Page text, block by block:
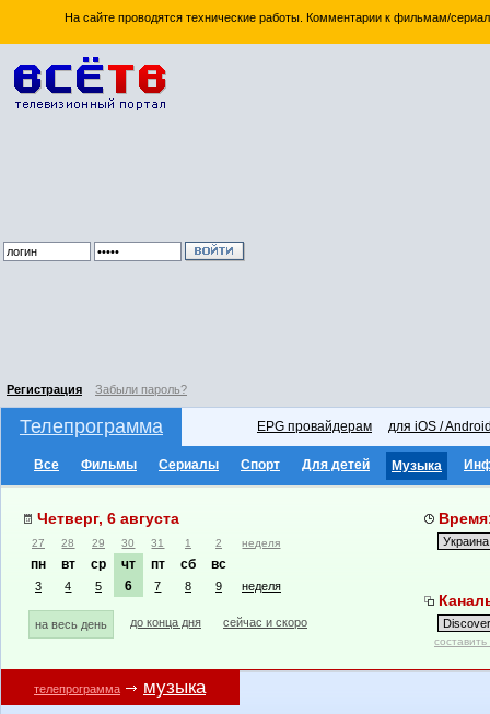
На сайте проводятся технические работы. Комментарии к фильмам/
Регистрация Забыли пароль?
Телепрограмма EPG провайдерам для iOS /
Все Фильмы Сериалы Спорт Для детей Музыка
Четверг, 6 августа
27 28 29 30 31 1 2 неделя
пн вт ср чт пт сб вс
3 4 5 6 7 8 9 неделя
на весь день до конца дня сейчас и скоро
телепрограмма музыка